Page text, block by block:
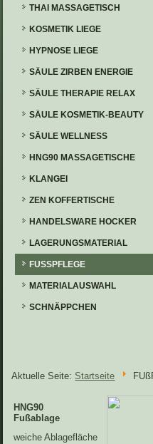
THAI MASSAGETISCH
KOSMETIK LIEGE
HYPNOSE LIEGE
SÄULE ZIRBEN ENERGIE
SÄULE THERAPIE RELAX
SÄULE KOSMETIK-BEAUTY
SÄULE WELLNESS
HNG90 MASSAGETISCHE
KLANGEI
ZEN KOFFERTISCHE
HANDELSWARE HOCKER
LAGERUNGSMATERIAL
FUSSPFLEGE
MATERIALAUSWAHL
SCHNÄPPCHEN
Aktuelle Seite: Startseite
HNG90
Fußablage
weiche Ablagefläche